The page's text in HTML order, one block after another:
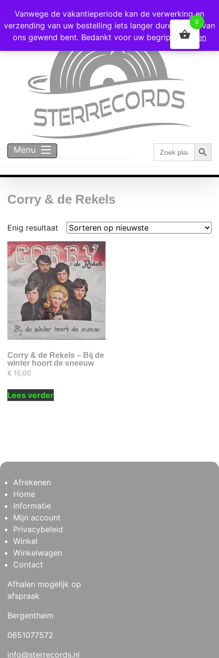
Voor 16:00 besteld = vandaag verzonden!
Menu
Zoek
naar:
Corry & de Rekels
Enig resultaat
Corry & de Rekels – Bij de
winter hoort de sneeuw
€ 15,00
Lees verder
Afrekenen
Home
Informatie
Mijn account
Privacybeleid
Winkel
Winkelwagen
Contact
Afhalen mogelijk op
afspraak
Bergentheim
0651077572
info@sterrecords.nl
Vanwege de vakantieperiode kan de verwerking en
verzending van uw bestelling iets langer duren dan u van
ons gewend bent. Bedankt voor uw begrip!
Negeren
0